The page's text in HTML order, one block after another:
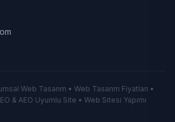
Web Tasarım • Web Tasarım Fiyatları •
& AEO Uyumlu Site • Web Sitesi Yapımı